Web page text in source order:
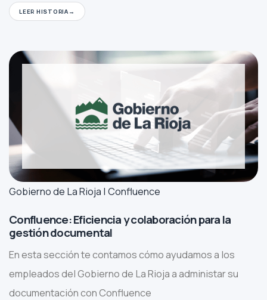
LEER HISTORIA
Gobierno de La Rioja | Confluence
Confluence: Eficiencia y colaboración para la
gestión documental
En esta sección te contamos cómo ayudamos a los
empleados del Gobierno de La Rioja a administar su
documentación con Confluence